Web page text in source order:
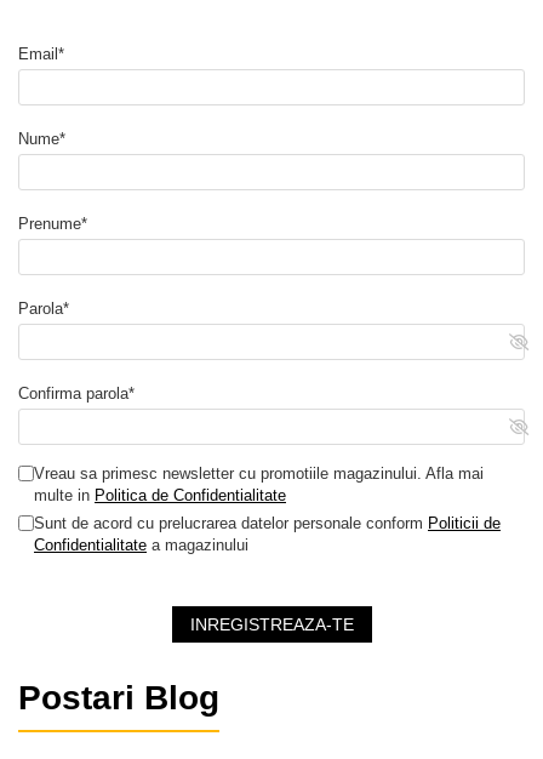
Email*
Nume*
Prenume*
Parola*
Confirma parola*
Vreau sa primesc newsletter cu promotiile magazinului. Afla mai
multe in Politica de Confidentialitate
Sunt de acord cu prelucrarea datelor personale conform Politicii de
Confidentialitate a magazinului
INREGISTREAZA-TE
Postari Blog